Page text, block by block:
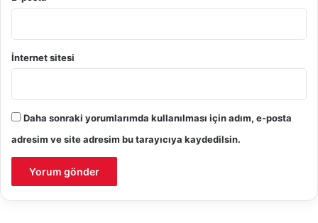
İnternet sitesi
Daha sonraki yorumlarımda kullanılması için adım, e-posta
adresim ve site adresim bu tarayıcıya kaydedilsin.